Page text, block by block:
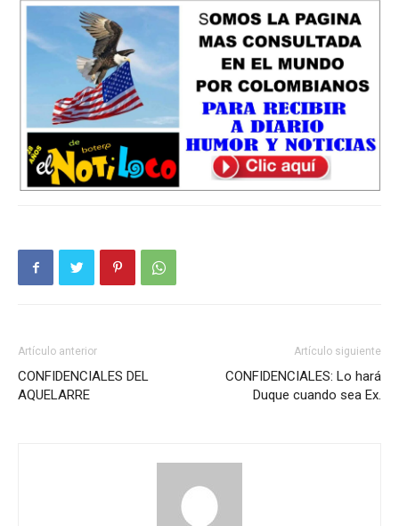
Artículo anterior
CONFIDENCIALES DEL
AQUELARRE
Artículo siguiente
CONFIDENCIALES: Lo hará
Duque cuando sea Ex.